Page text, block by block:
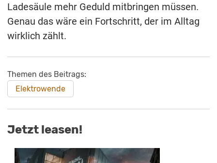
Ladesäule mehr Geduld mitbringen müssen.
Genau das wäre ein Fortschritt, der im Alltag
wirklich zählt.
Themen des Beitrags:
Elektrowende
Jetzt leasen!